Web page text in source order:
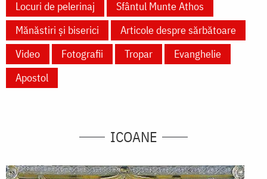
Locuri de pelerinaj
Sfântul Munte Athos
Mănăstiri și biserici
Articole despre sărbătoare
Video
Fotografii Tropar
Evanghelie
Apostol
ICOANE